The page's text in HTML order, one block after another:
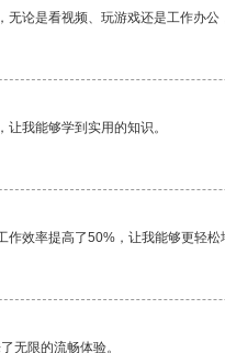
论是看视频、玩游戏还是工作办公
我能够学到实用的知识。
效率提高了50%，让我能够更轻松
无限的流畅体验。